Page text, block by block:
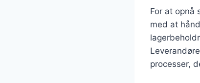
For at opnå
med at
processer,